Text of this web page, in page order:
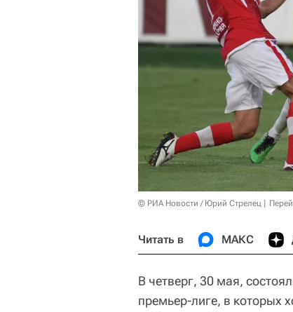
© РИА Новости / Юрий Стрелец
Читать в МАКС
В четверг, 30 мая,
премьер-лиге, в которых